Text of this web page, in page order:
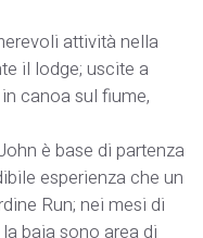
attività nella
il lodge; uscite a
canoa sul fiume,
è base di partenza
esperienza che un
Run; nei mesi di
baia sono area di